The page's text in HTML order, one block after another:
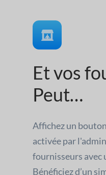
Et vos
Peut…
Affichez un
activée par
fournisseurs avec
Bénéficiez d’un